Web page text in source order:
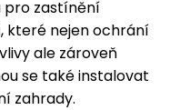
pro zastínění
které nejen ochrání
ale zároveň
se také instalovat
zahrady.